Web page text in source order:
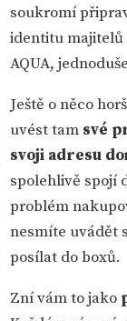
soukromí
identitu majitelů
AQUA,
Ještě o něco
uvést tam své
svoji adresu
spolehlivě spojí
problém
nesmíte uvádět
posílat do boxů.
Zní vám to jako